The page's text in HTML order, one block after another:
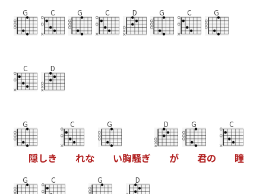
G C G C D G C G
C D
G
隠しき
C
れな
G
い胸騒ぎ
D
が
G
君の
C
瞳
G C G D